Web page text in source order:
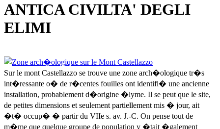
ANTICA CIVILTA' DEGLI
ELIMI
Sur le mont Castellazzo se trouve une zone arch�ologique tr�s
int�ressante o� de r�centes fouilles ont identifi� une ancienne
installation, probablement d�origine �lyme. Il se peut que le site,
de petites dimensions et seulement partiellement mis � jour, ait
�t� occup� � partir du VIIe s. av. J.-C. On pense tout de
m�me que quelque groupe de population y �tait �galement